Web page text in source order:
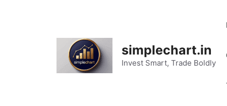
simplechart.in
Invest Smart, Trade Boldly